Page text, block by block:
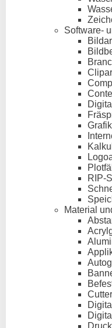
Software-
RIP-
Material
Cutter